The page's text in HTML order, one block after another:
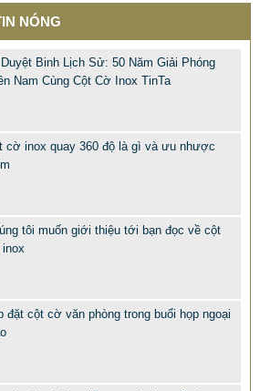
CHO SẾP – ĐỘC LẠ, SANG TRỌNG -
VNĐ2.986.860 VNĐ
TANG Y NGHIA CHO SEP
NÓNG
Binh Lịch Sử: 50 Năm Giải Phóng
Nam Cùng Cột Cờ Inox TinTa
cờ inox quay 360 độ là gì và ưu nhược
tôi muốn giới thiệu tới bạn đọc về cột
đặt cột cờ văn phòng trong buổi họp ngoại